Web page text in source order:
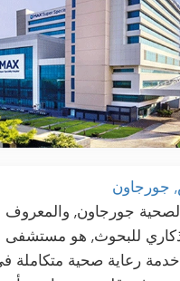
جورجاون, والمعروف
للبحوث, هو مستشفى
رعاية صحية متكاملة